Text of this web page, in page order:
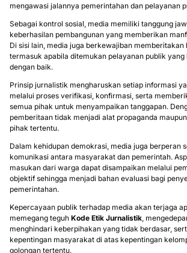
mengawasi jalannya pemerintahan dan pelayanan
Sebagai kontrol sosial, media memiliki tanggung
keberhasilan pembangunan yang memberikan
Di sisi lain, media juga berkewajiban memberitakan
termasuk apabila ditemukan pelayanan publik yang
dengan baik.
Prinsip jurnalistik mengharuskan setiap informasi
melalui proses verifikasi, konfirmasi, serta
semua pihak untuk menyampaikan tanggapan.
pemberitaan tidak menjadi alat propaganda
pihak tertentu.
Dalam kehidupan demokrasi, media juga berperan
komunikasi antara masyarakat dan pemerintah.
masukan dari warga dapat disampaikan melalui
objektif sehingga menjadi bahan evaluasi bagi
pemerintahan.
Kepercayaan publik terhadap media akan terjaga
memegang teguh Kode Etik Jurnalistik ,
menghindari keberpihakan yang tidak berdasar,
kepentingan masyarakat di atas kepentingan
golongan tertentu.